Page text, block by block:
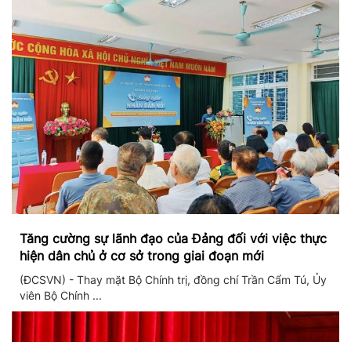
Tăng cường sự lãnh đạo của Đảng đối với việc thực
hiện dân chủ ở cơ sở trong giai đoạn mới
(ĐCSVN) - Thay mặt Bộ Chính trị, đồng chí Trần Cẩm Tú, Ủy
viên Bộ Chính ...